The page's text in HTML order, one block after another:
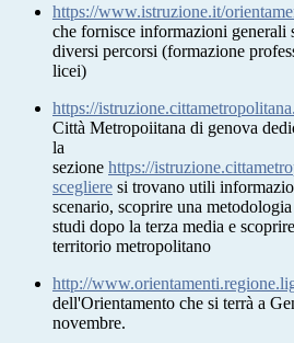
https://www.istruzione.it/
che fornisce informazioni generali
diversi percorsi (formazione
licei)
https://
Città Metropoiitana di genova
la
sezione https://
scegliere si trovano utili
scenario, scoprire una
studi dopo la terza media e
territorio metropolitano
http://
dell'Orientamento che si terrà a
novembre.